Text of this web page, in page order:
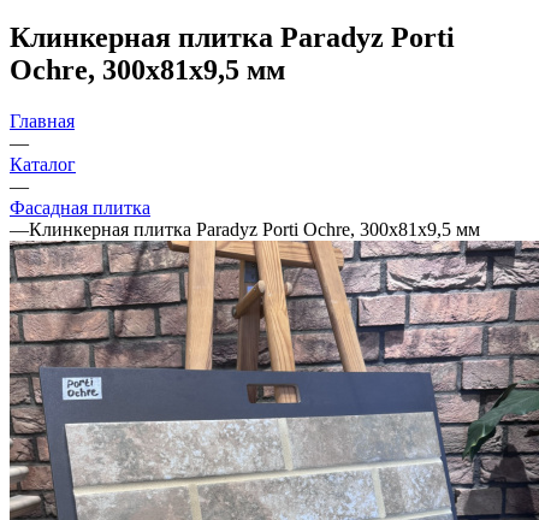
Клинкерная плитка Paradyz Porti
Ochre, 300х81х9,5 мм
Главная
—
Каталог
—
Фасадная плитка
—Клинкерная плитка Paradyz Porti Ochre, 300х81х9,5 мм